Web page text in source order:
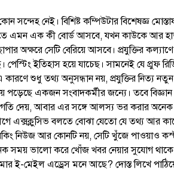
নেই। বিশিষ্ট কম্পিউটার বিশেষজ্ঞ
এমন এক কী বোর্ড আসবে, যখন কাউকে আর
অক্ষরে সেটি বেরিয়ে আসবে। প্রযুক্তির কল্যাণে
ইতিহাস হয়ে যাচেছ। সামনেই যে প্রুফ
শুধু তথ্য অনুসন্ধান নয়, প্রযুক্তির নিত্য নতুন
পড়েছে একজন সংবাদকর্মীর জন্যে। তবে বিজ্ঞান
গতি দেয়, আবার এর সঙ্গে আলস্য ভর করার
এক্সক্লুসিভ বলতে বোঝা যেতো যে তথ্য আর
নিউজ আর কোনটি নয়, সেটি খুঁজে পাওয়াও
সময় ভালো করে খোঁজ খবর নেয়ার সুযোগ থাকে
ই-মেইল এড্রেস মনে আছে? দোস্ত লিখে